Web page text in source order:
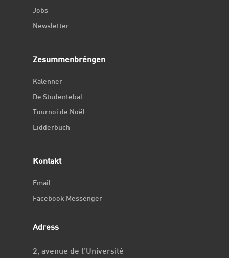
Jobs
Newsletter
Zesummenbréngen
Kalenner
De Studentebal
Tournoi de Noël
Lidderbuch
Kontakt
Email
Facebook Messenger
Adress
2, avenue de l’Université